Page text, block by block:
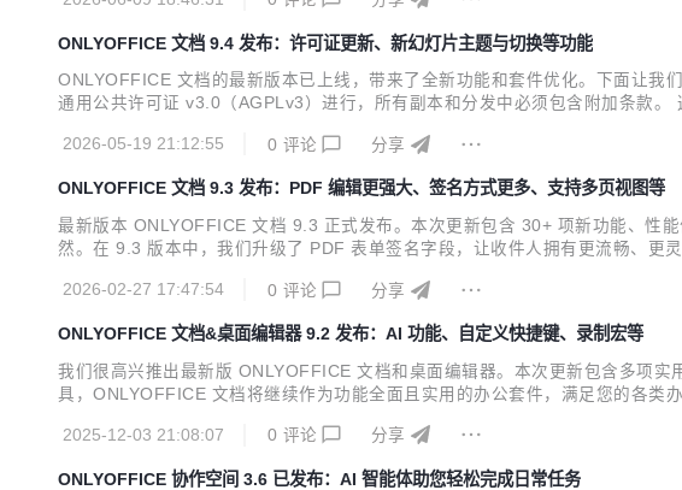
间同...
ONLYOFFICE 文档 9.4 发布：许可证更新、新幻灯片主题与切换等功能
ONLYOFFICE 文档的最新版本已上线，带来了全新功能和套件优化。下面让
通用公共许可证 v3.0（AGPLv3）进行，所有副本和分发中必须包含附加条款
改进包括： 提高了可读性：代码...
2026-05-19 21:12:55 0 评论 分享
ONLYOFFICE 文档 9.3 发布：PDF 编辑更强大、签名方式更多、支持多页视图等
最新版本 ONLYOFFICE 文档 9.3 正式发布。本次更新包含 30+ 项新功能、性
然。在 9.3 版本中，我们升级了 PDF 表单签名字段，让收件人拥有更流畅、更
签名，确保文档可验证且防篡...
2026-02-27 17:47:54 0 评论 分享
ONLYOFFICE 文档&桌面编辑器 9.2 发布：AI 功能、自定义快捷键、录制宏等
我们很高兴推出最新版 ONLYOFFICE 文档和桌面编辑器。本次更新包含多项
具，ONLYOFFICE 文档将继续作为功能全面且实用的办公套件，满足您的各类
阅、内置聊...
2025-12-03 21:08:07 0 评论 分享
ONLYOFFICE 协作空间 3.6 已发布：AI 智能体助您轻松完成日常任务